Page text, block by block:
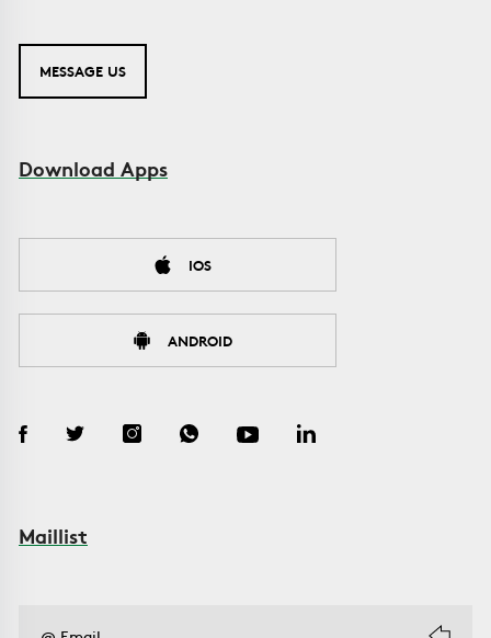
MESSAGE US
Download Apps
IOS
ANDROID
Maillist